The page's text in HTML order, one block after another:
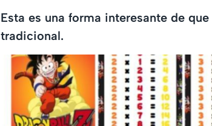
Esta es una forma interesante de
tradicional.